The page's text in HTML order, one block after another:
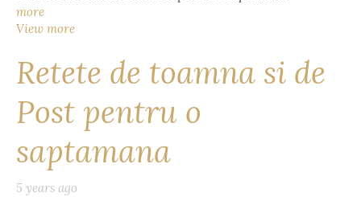
more
View more
Retete de toamna si de
Post pentru o
saptamana
5 years ago